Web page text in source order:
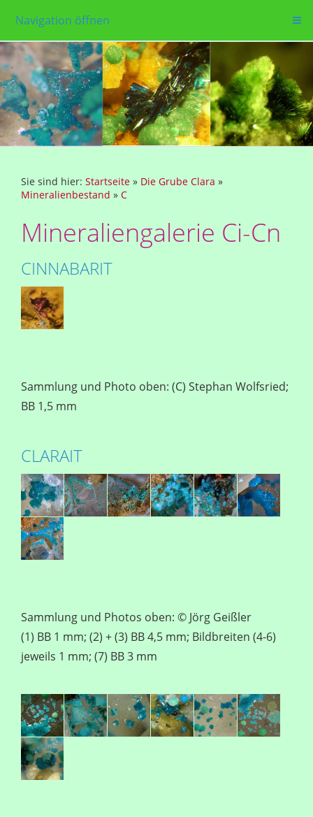
Navigation öffnen
Sie sind hier: Startseite » Die Grube Clara »
Mineralienbestand » C
Mineraliengalerie Ci-Cn
CINNABARIT
Sammlung und Photo oben: (C) Stephan Wolfsried;
BB 1,5 mm
CLARAIT
Sammlung und Photos oben: © Jörg Geißler
(1) BB 1 mm; (2) + (3) BB 4,5 mm; Bildbreiten (4-6)
jeweils 1 mm; (7) BB 3 mm